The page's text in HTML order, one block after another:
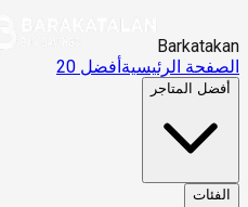
Barkatakan
الصفحة الرئيسيةأفضل 20
أفضل المتاجر
الفئات